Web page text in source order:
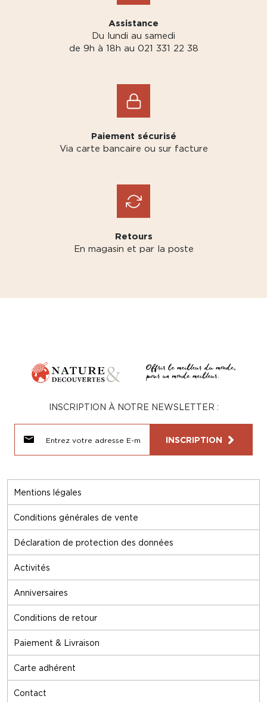
Assistance
Du lundi au samedi
de 9h à 18h au 021 331 22 38
Paiement sécurisé
Via carte bancaire ou sur facture
Retours
En magasin et par la poste
Mentions légales
Conditions générales de vente
Déclaration de protection des données
Activités
Anniversaires
Conditions de retour
Paiement & Livraison
Carte adhérent
Contact
INSCRIPTION À NOTRE NEWSLETTER :
INSCRIPTION